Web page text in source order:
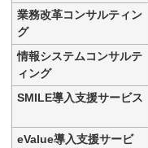
業務改革コンサルティン
グ
情報システムコンサルテ
ィング
SMILE導入支援サービス
eValue導入支援サービ